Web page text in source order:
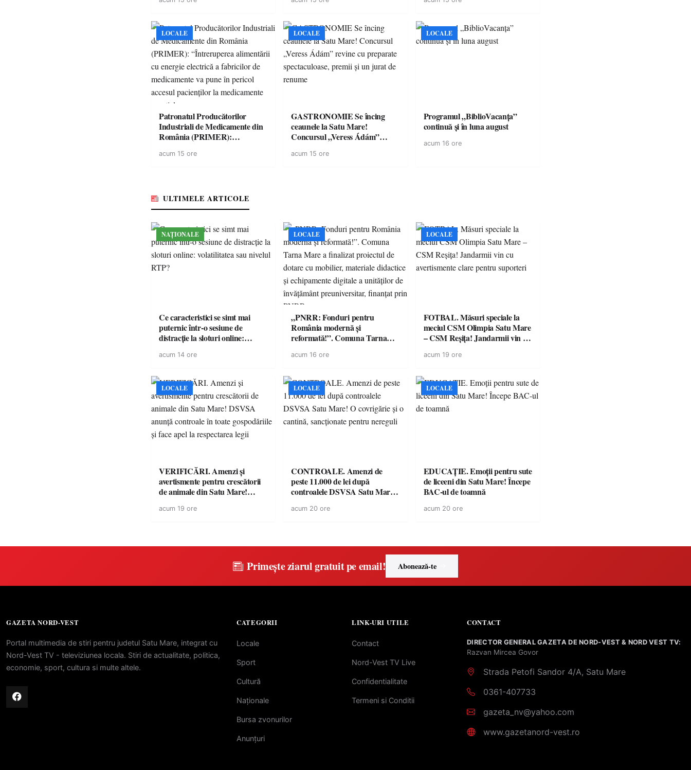
singură zi
LOCALE
Patronatul Producătorilor
Industriali de Medicamente din
România (PRIMER):
energie electrică a fabricilor de
acum 15 ore
LOCALE
GASTRONOMIE Se încing
ceaunele la Satu Mare!
Concursul „Veress Ádám”
spectaculoase, premii și un jurat
acum 15 ore
LOCALE
Programul „BiblioVacanța”
continuă și în luna august
acum 16 ore
ULTIMELE ARTICOLE
NAȚIONALE
Ce caracteristici se simt mai
puternic într-o sesiune de
distracție la sloturi online:
acum 14 ore
LOCALE
„PNRR: Fonduri pentru
România modernă și
reformată!”. Comuna Tarna
dotare cu mobilier, materiale
a unităților de învățământ
preuniversitar, finanțat prin
PNRR
acum 16 ore
LOCALE
FOTBAL. Măsuri speciale la
meciul CSM Olimpia Satu Mare
– CSM Reșița! Jandarmii vin cu
suporteri
acum 19 ore
LOCALE
VERIFICĂRI. Amenzi și
avertismente pentru crescătorii
de animale din Satu Mare!
toate gospodăriile și face apel la
acum 19 ore
LOCALE
CONTROALE. Amenzi de
peste 11.000 de lei după
controalele DSVSA Satu Mare!
sancționate pentru nereguli
acum 20 ore
LOCALE
EDUCAȚIE. Emoții pentru sute
de liceeni din Satu Mare! Începe
BAC-ul de toamnă
acum 20 ore
Primește ziarul gratuit pe email! Abonează-te
GAZETA NORD-VEST
Portal multimedia de stiri pentru judetul Satu Mare, integrat cu
Nord-Vest TV - televiziunea locala. Stiri de actualitate, politica,
economie, sport, cultura si multe altele.
CATEGORII
Locale
Sport
Cultură
Naționale
Bursa zvonurilor
Anunțuri
LINK-URI UTILE
Contact
Nord-Vest TV Live
Confidentialitate
Termeni si Conditii
CONTACT
DIRECTOR GENERAL GAZETA DE NORD-VEST & NORD VEST TV:
Razvan Mircea Govor
Strada Petofi Sandor 4/A, Satu Mare
0361-407733
gazeta_nv@yahoo.com
www.gazetanord-vest.ro